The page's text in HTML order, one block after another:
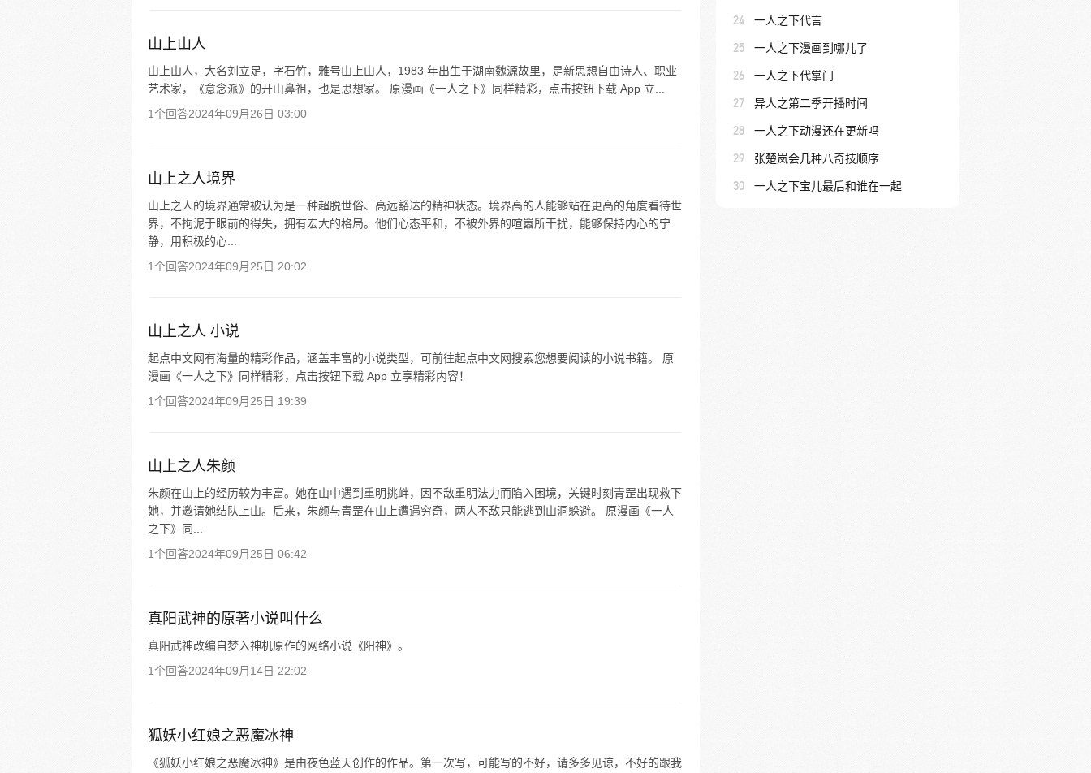
山上山人
山上山人，大名刘立足，字石竹，雅号山上山人，1983 年出生于湖南魏源故里，是新思想自由诗人、职业
艺术家，《意念派》的开山鼻祖，也是思想家。 原漫画《一人之下》同样精彩，点击按钮下载 App 立...
1个回答2024年09月26日 03:00
山上之人境界
山上之人的境界通常被认为是一种超脱世俗、高远豁达的精神状态。境界高的人能够站在更高的角度看待世
界，不拘泥于眼前的得失，拥有宏大的格局。他们心态平和，不被外界的喧嚣所干扰，能够保持内心的宁
静，用积极的心...
1个回答2024年09月25日 20:02
山上之人 小说
起点中文网有海量的精彩作品，涵盖丰富的小说类型，可前往起点中文网搜索您想要阅读的小说书籍。 原
漫画《一人之下》同样精彩，点击按钮下载 App 立享精彩内容！
1个回答2024年09月25日 19:39
山上之人朱颜
朱颜在山上的经历较为丰富。她在山中遇到重明挑衅，因不敌重明法力而陷入困境，关键时刻青罡出现救下
她，并邀请她结队上山。后来，朱颜与青罡在山上遭遇穷奇，两人不敌只能逃到山洞躲避。 原漫画《一人
之下》同...
1个回答2024年09月25日 06:42
真阳武神的原著小说叫什么
真阳武神改编自梦入神机原作的网络小说《阳神》。
1个回答2024年09月14日 22:02
狐妖小红娘之恶魔冰神
《狐妖小红娘之恶魔冰神》是由夜色蓝天创作的作品。第一次写，可能写的不好，请多多见谅，不好的跟我
24 一人之下代言
25 一人之下漫画到哪儿了
26 一人之下代掌门
27 异人之第二季开播时间
28 一人之下动漫还在更新吗
29 张楚岚会几种八奇技顺序
30 一人之下宝儿最后和谁在一起